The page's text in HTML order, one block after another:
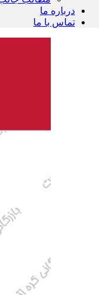
درباره ما
تماس با ما